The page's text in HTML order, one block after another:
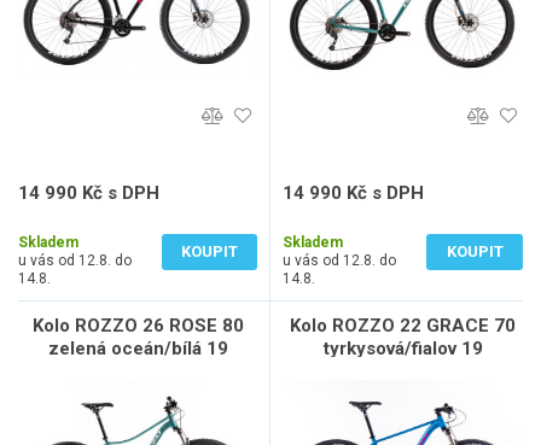
14 990 Kč s DPH
Skladem
u vás od 12.8. do
14.8.
KOUPIT
14 990 Kč s DPH
Skladem
u vás od 12.8. do
14.8.
KOUPIT
Kolo ROZZO 26 ROSE 80
zelená oceán/bílá 19
Kolo ROZZO 22 GRACE 70
tyrkysová/fialov 19